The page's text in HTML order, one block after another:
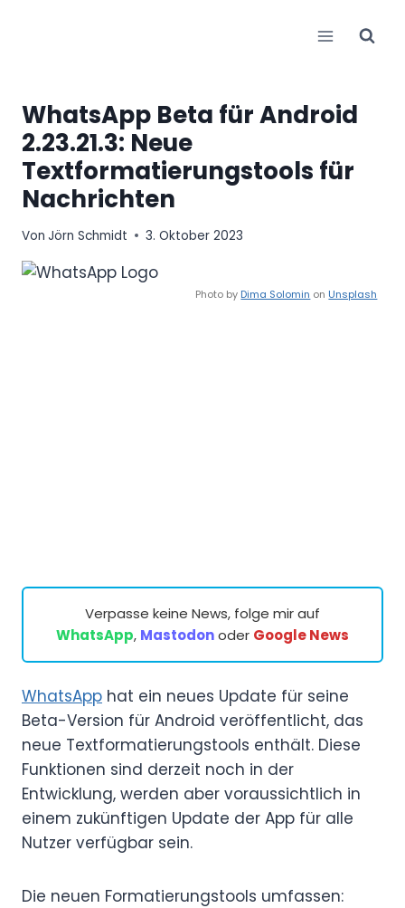
WhatsApp Beta für Android
2.23.21.3: Neue
Textformatierungstools für
Nachrichten
Von Jörn Schmidt 3. Oktober 2023
Photo by Dima Solomin on Unsplash
Verpasse keine News, folge mir auf
WhatsApp, Mastodonoder Google News
WhatsApp hat ein neues Update für seine
Beta-Version für Android veröffentlicht, das
neue Textformatierungstools enthält. Diese
Funktionen sind derzeit noch in der
Entwicklung, werden aber voraussichtlich in
einem zukünftigen Update der App für alle
Nutzer verfügbar sein.
Die neuen Formatierungstools umfassen: